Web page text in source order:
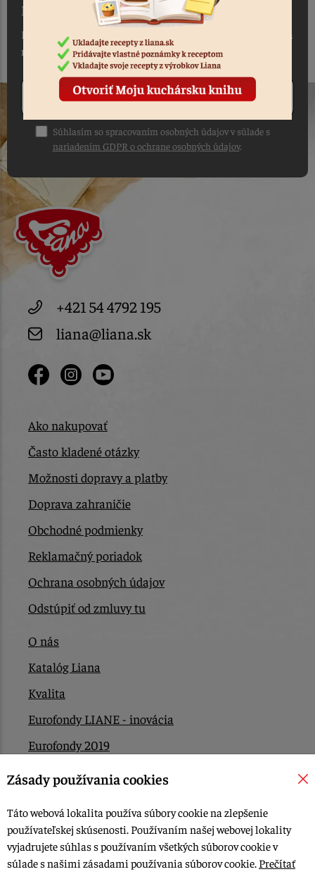
NEWSLETTER
Máte záujem vedieť ako prvý o našich akciách, novinkách a
receptoch?
Odoberať
Súhlasím so spracovaním osobných údajov v súlade s
nariadením GDPR o ochrane osobných údajov.
+421 54 4792 195
liana@liana.sk
Ako nakupovať
Často kladené otázky
Možnosti dopravy a platby
Doprava zahraničie
Obchodné podmienky
Reklamačný poriadok
Ochrana osobných údajov
Odstúpiť od zmluvy tu
O nás
Katalóg Liana
Kvalita
Eurofondy LIANE - inovácia
Eurofondy 2019
Eurofondy 2022/2023
Kontakt
© 2015-2026, LIANA GOLIAŠ s.r.o. všetky práva vyhradené.
Zásady používania cookies
Táto webová lokalita používa súbory cookie na zlepšenie
používateľskej skúsenosti. Používaním našej webovej lokality
vyjadrujete súhlas s používaním všetkých súborov cookie v
súlade s našimi zásadami používania súborov cookie. Prečítať